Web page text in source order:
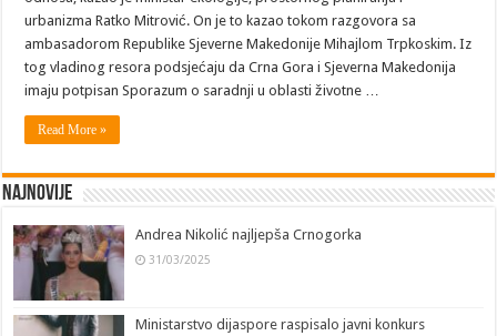
urbanizma Ratko Mitrović. On je to kazao tokom razgovora sa
ambasadorom Republike Sjeverne Makedonije Mihajlom Trpkoskim. Iz
tog vladinog resora podsjećaju da Crna Gora i Sjeverna Makedonija
imaju potpisan Sporazum o saradnji u oblasti životne …
Read More »
Najnovije
Andrea Nikolić najljepša Crnogorka
31/03/2025
Ministarstvo dijaspore raspisalo javni konkurs